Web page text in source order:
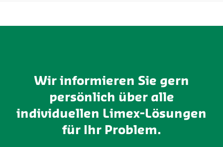
Wir informieren Sie gern
persönlich über alle
individuellen Limex-Lösungen
für Ihr Problem.